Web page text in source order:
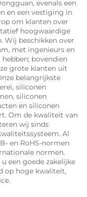
evenals een
en een vestiging in
om klanten over
hoogwaardige
Wij beschikken over
met ingenieurs en
bovendien
grote klanten uit
belangrijkste
siliconen
siliconen
en siliconen
Om de kwaliteit van
wij sinds
Al
en RoHS-normen
normen.
een goede zakelijke
op hoge kwaliteit,